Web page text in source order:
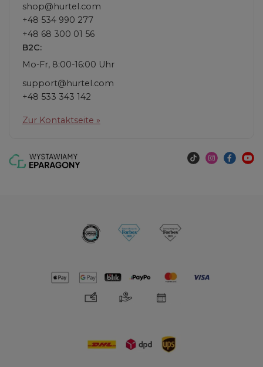
shop@hurtel.com
+48 534 990 277
+48 68 300 01 56
B2C:
Mo-Fr, 8:00-16:00 Uhr
support@hurtel.com
+48 533 343 142
Zur Kontaktseite »